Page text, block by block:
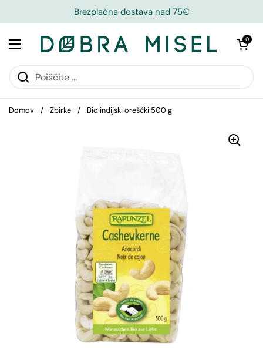
Brezplačna dostava nad 75€
Odpri0
Domov / Zbirke / Bio indijski oreščki 500 g